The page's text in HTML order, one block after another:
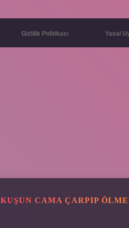
Gizlilik Politikası Yasal
KUŞUN CAMA ÇARPIP